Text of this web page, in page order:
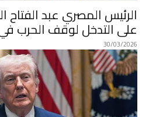
الرئيس المصري عبد
على التدخل لوقف الحرب في
30/03/2026